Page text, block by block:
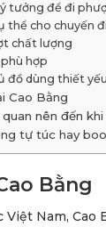
tưởng để đi
thể cho chuyến đi
chất lượng
hợp
đồ dùng thiết yếu
Cao Bằng
nên đến
tự túc hay
Bằng
Nam, Cao